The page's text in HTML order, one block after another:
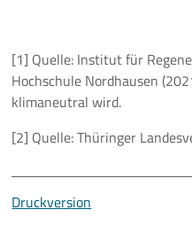
[1] Quelle: Institut für
Hochschule Nordhausen
klimaneutral wird.
[2] Quelle: Thüringer
Druckversion